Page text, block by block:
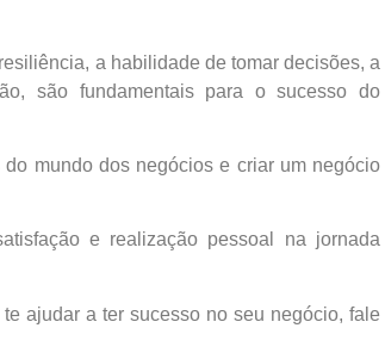
a habilidade de tomar decisões, a
são fundamentais para o sucesso do
mundo dos negócios e criar um negócio
e realização pessoal na jornada
ajudar a ter sucesso no seu negócio, fale